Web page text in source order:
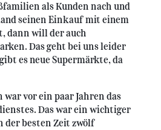
als Kunden nach und
seinen Einkauf mit einem
dann will der auch
Das geht bei uns leider
es neue Supermärkte, da
vor ein paar Jahren das
Das war ein wichtiger
der besten Zeit zwölf